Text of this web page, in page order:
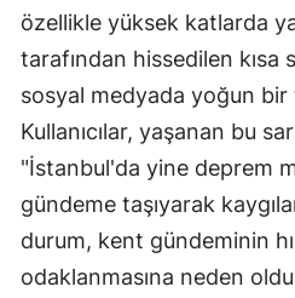
özellikle yüksek katlarda
tarafından hissedilen kısa
sosyal medyada yoğun bir
Kullanıcılar, yaşanan bu
"İstanbul'da yine deprem
gündeme taşıyarak
durum, kent gündeminin
odaklanmasına neden